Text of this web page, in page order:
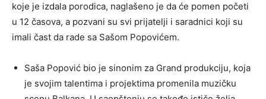
koje je izdala porodica, naglašeno je da će pomen početi
u 12 časova, a pozvani su svi prijatelji i saradnici koji su
imali čast da rade sa Sašom Popovićem.
Saša Popović bio je sinonim za Grand produkciju, koja
je svojim talentima i projektima promenila muzičku